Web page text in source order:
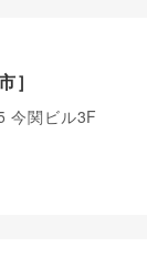
］
今関ビル3F